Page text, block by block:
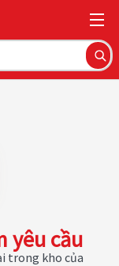
yêu cầu
trong kho của